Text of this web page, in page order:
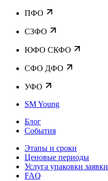
ПФО
СЗФО
ЮФО СКФО
CФО ДФО
УФО
SM Young
Блог
События
Этапы и сроки
Ценовые периоды
Услуга упаковки заявки
FAQ